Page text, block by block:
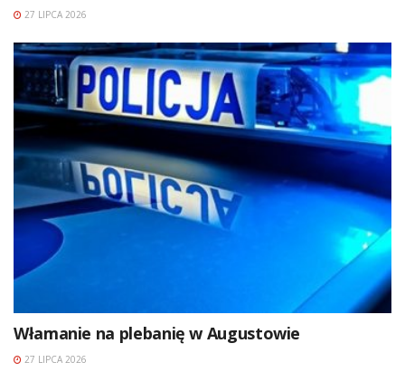
27 LIPCA 2026
Włamanie na plebanię w Augustowie
27 LIPCA 2026